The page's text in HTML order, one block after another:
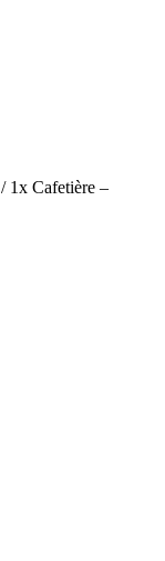
/ 1x Cafetière –